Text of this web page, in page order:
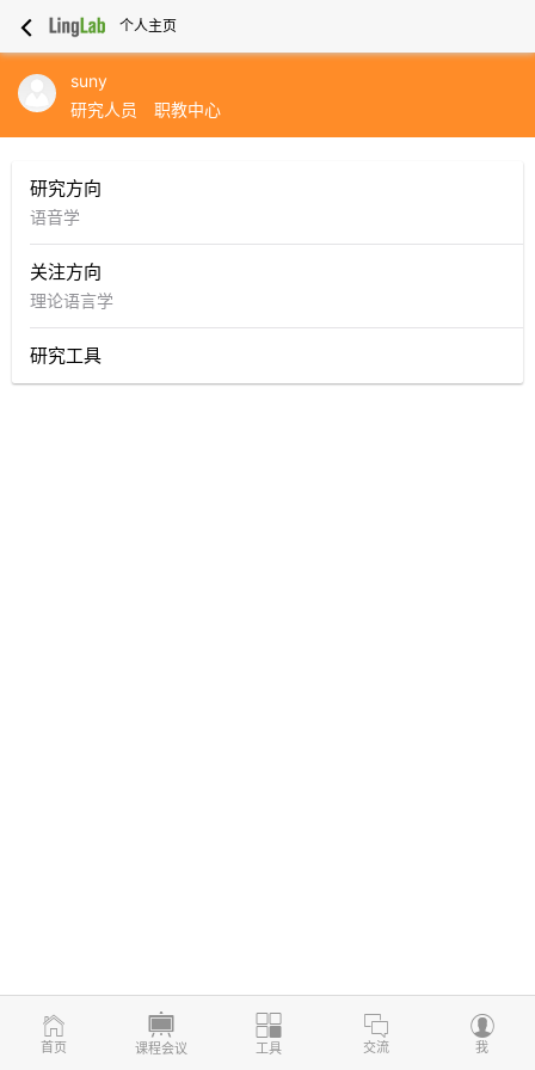
个人主页
suny
研究人员
职教中心
研究方向
语音学
关注方向
理论语言学
研究工具
首页 课程会议 工具 交流 我